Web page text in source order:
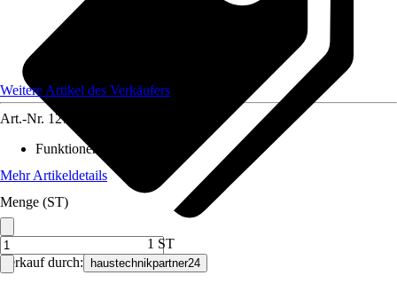
Verkauf durch: haustechnikpartner24
Weitere Artikel des Verkäufers
Art.-Nr. 12739191
Funktionen
Mehr Artikeldetails
Menge (ST)
1 ST